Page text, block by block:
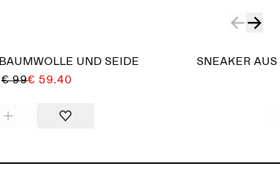
UND SEIDE
€ 99€ 59.40
SNEAKER